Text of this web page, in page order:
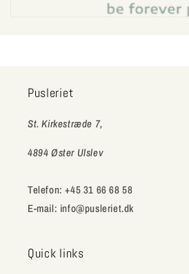
Pusleriet
St. Kirkestræde 7,
4894 Øster Ulslev
Telefon: +45 31 66 68 58
E-mail: info@pusleriet.dk
Quick links